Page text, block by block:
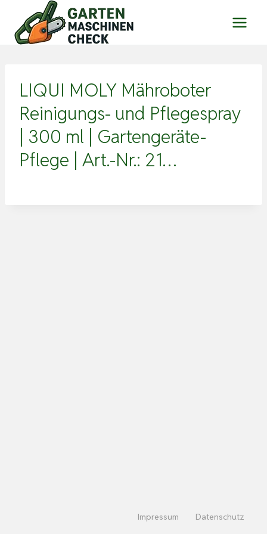
Inhalt
springen
LIQUI MOLY Mähroboter
Reinigungs- und Pflegespray
| 300 ml | Gartengeräte-
Pflege | Art.-Nr.: 21…
Impressum Datenschutz